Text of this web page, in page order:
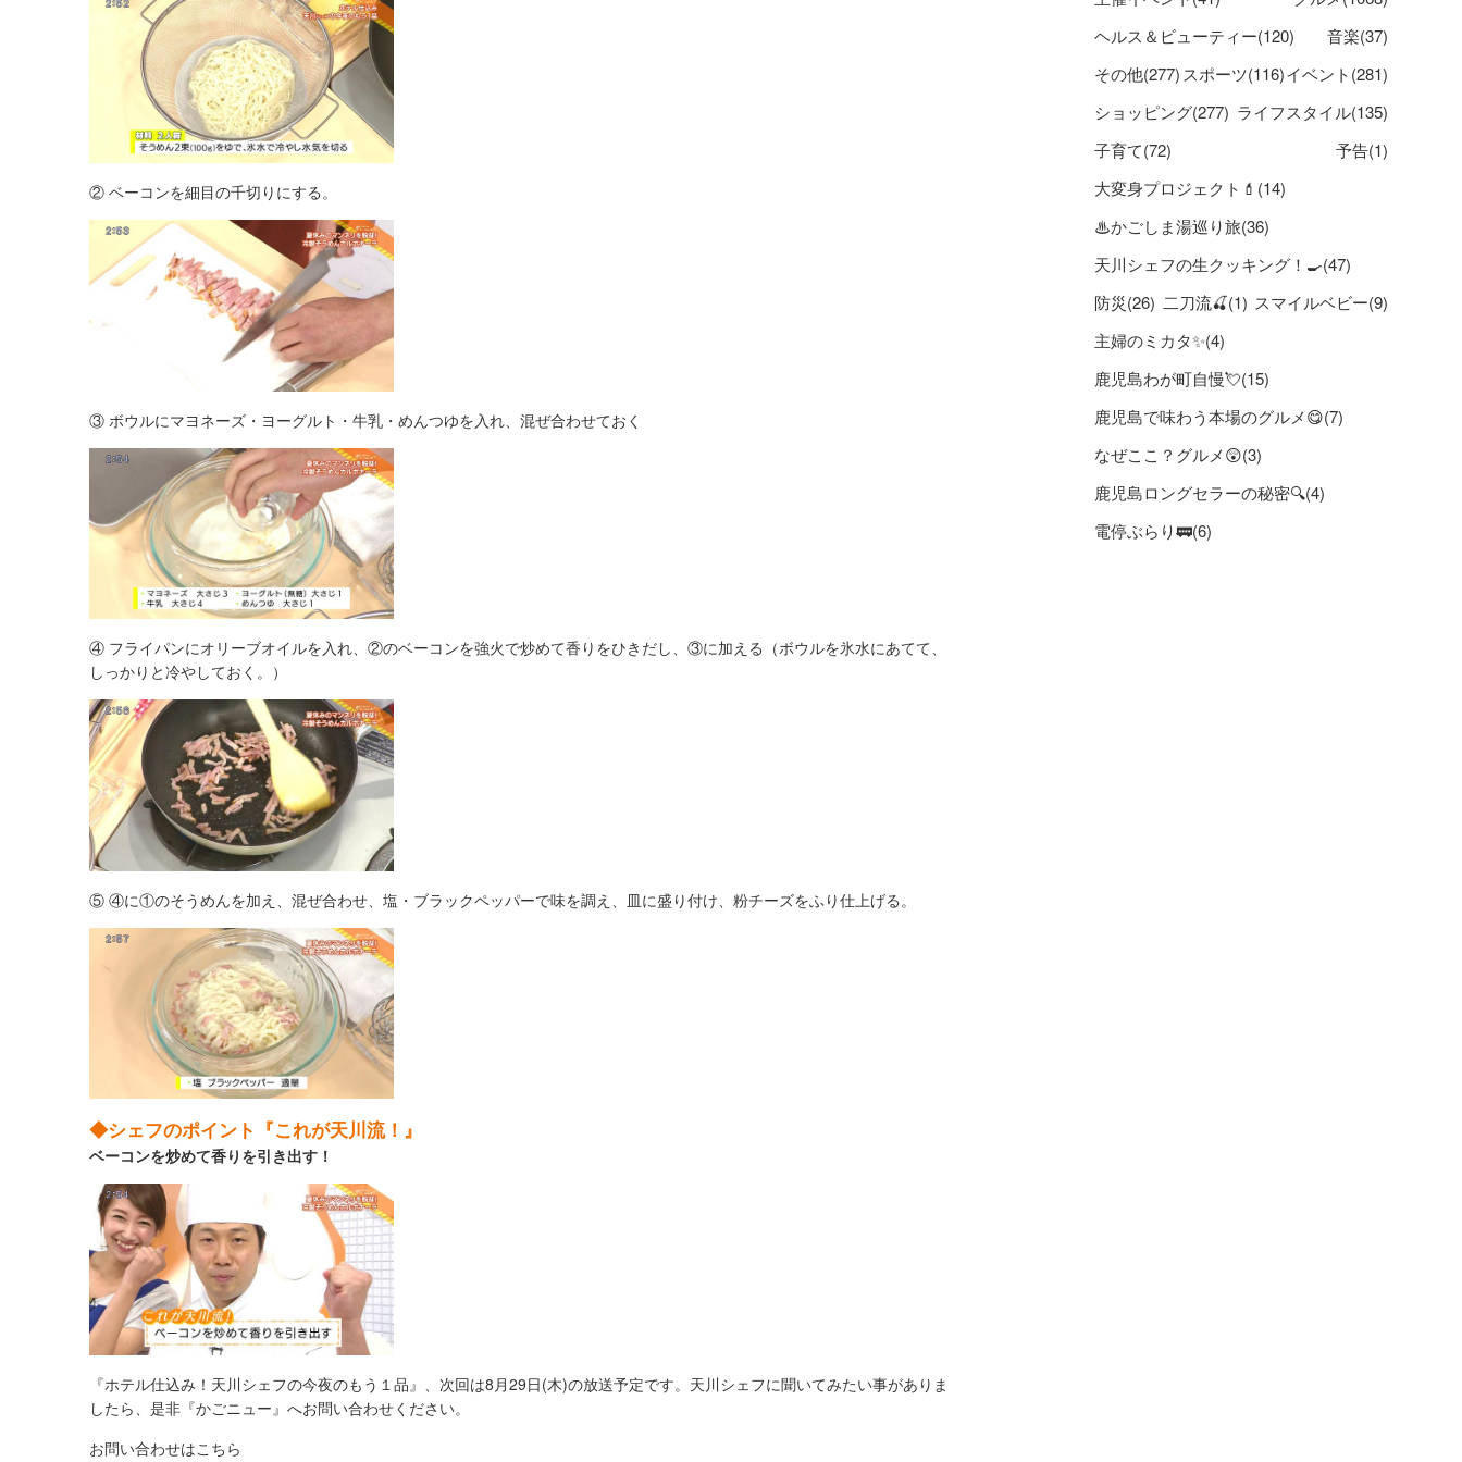
② ベーコンを細目の千切りにする。
③ ボウルにマヨネーズ・ヨーグルト・牛乳・めんつゆを入れ、混ぜ合わせておく
④ フライパンにオリーブオイルを入れ、②のベーコンを強火で炒めて香りをひきだし、③に加える（ボウルを氷水にあてて、
しっかりと冷やしておく。）
⑤ ④に①のそうめんを加え、混ぜ合わせ、塩・ブラックペッパーで味を調え、皿に盛り付け、粉チーズをふり仕上げる。
◆シェフのポイント『これが天川流！』
ベーコンを炒めて香りを引き出す！
『ホテル仕込み！天川シェフの今夜のもう１品』、次回は8月29日(木)の放送予定です。天川シェフに聞いてみたい事がありま
したら、是非『かごニュー』へお問い合わせください。
お問い合わせはこちら
ヘルス＆ビューティー(120)
音楽(37)
その他(277) スポーツ(116)イベント(281)
ショッピング(277) ライフスタイル(135)
子育て(72)
予告(1)
大変身プロジェクト💄(14)
♨かごしま湯巡り旅(36)
天川シェフの生クッキング！🍳(47)
防災(26) 二刀流🍒(1) スマイルベビー(9)
主婦のミカタ✨(4)
鹿児島わが町自慢💘(15)
鹿児島で味わう本場のグルメ😋(7)
なぜここ？グルメ😲(3)
鹿児島ロングセラーの秘密🔍(4)
電停ぶらり🚃(6)